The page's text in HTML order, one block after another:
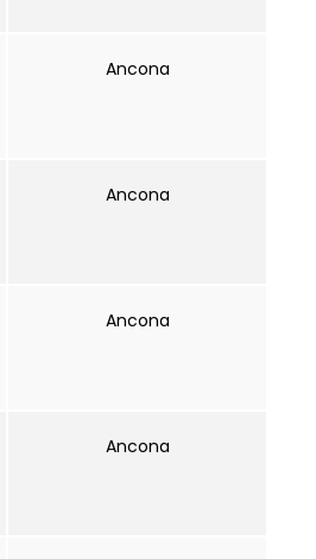
Ancona
Ancona
Ancona
Ancona